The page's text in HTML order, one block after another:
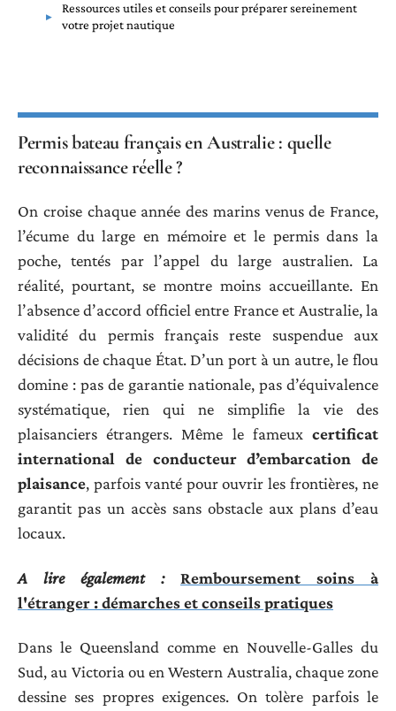
Ressources utiles et conseils pour préparer sereinement
votre projet nautique
Permis bateau français en Australie : quelle
reconnaissance réelle ?
On croise chaque année des marins venus de France,
l’écume du large en mémoire et le permis dans la
poche, tentés par l’appel du large australien. La
réalité, pourtant, se montre moins accueillante. En
l’absence d’accord officiel entre France et Australie, la
validité du permis français reste suspendue aux
décisions de chaque État. D’un port à un autre, le flou
domine : pas de garantie nationale, pas d’équivalence
systématique, rien qui ne simplifie la vie des
plaisanciers étrangers. Même le fameux certificat
international de conducteur d’embarcation de
plaisance, parfois vanté pour ouvrir les frontières, ne
garantit pas un accès sans obstacle aux plans d’eau
locaux.
A lire également :
Remboursement soins à
l'étranger : démarches et conseils pratiques
Dans le Queensland comme en Nouvelle-Galles du
Sud, au Victoria ou en Western Australia, chaque zone
dessine ses propres exigences. On tolère parfois le